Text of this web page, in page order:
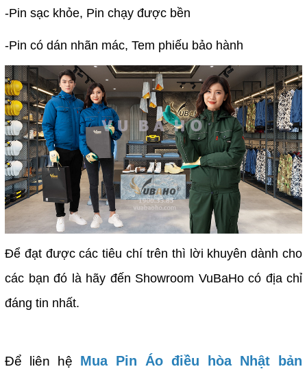
-Pin sạc khỏe, Pin chạy được bền
-Pin có dán nhãn mác, Tem phiếu bảo hành
Để đạt được các tiêu chí trên thì lời khuyên dành cho
các bạn đó là hãy đến Showroom VuBaHo có địa chỉ
đáng tin nhất.
Để liên hệ Mua Pin Áo điều hòa Nhật bản